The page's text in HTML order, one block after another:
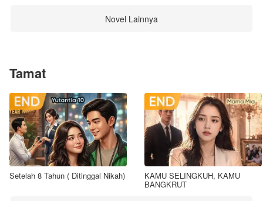
Novel Lainnya
Tamat
Setelah 8 Tahun ( Ditinggal Nikah) KAMU SELINGKUH, KAMU
BANGKRUT